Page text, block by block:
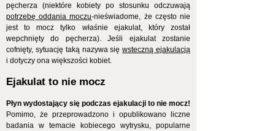
pęcherza (niektóre kobiety po stosunku odczuwają
potrzebę oddania moczu-nieświadome, że często nie
jest to mocz tylko właśnie ejakulat, który został
wepchnięty do pęcherza). Jeśli ejakulat zostanie
cofnięty, sytuację taką nazywa sięwsteczną ejakulacją
i dotyczy ona większości kobiet.
Ejakulat to nie mocz
Płyn wydostający się podczas ejakulacji to nie mocz!
Pomimo, że przeprowadzono i opublikowano liczne
badania w temacie kobiecego wytrysku, popularne